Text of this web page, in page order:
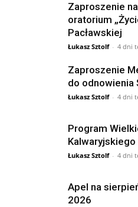
Zaproszenie
oratorium
Pacławskiej
Łukasz Sztolf - 4 dni
Zaproszenie
do odnowienia
Łukasz Sztolf - 4 dni
Program
Łukasz Sztolf - 4 dni
Apel na
2026